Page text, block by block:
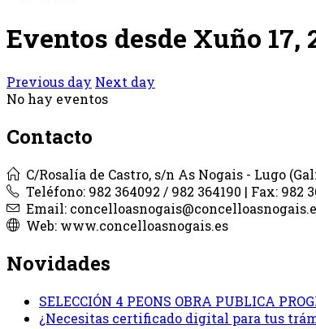
Eventos desde Xuño 17,
Previous day Next day
No hay eventos
Contacto
C/Rosalía de Castro, s/n As Nogais - Lugo
Teléfono: 982 364092 / 982 364190 | Fax: 982
Email:
Web: www.concelloasnogais.es
Novidades
SELECCIÓN 4 PEONS OBRA PUBLICA
¿Necesitas certificado digital para tus